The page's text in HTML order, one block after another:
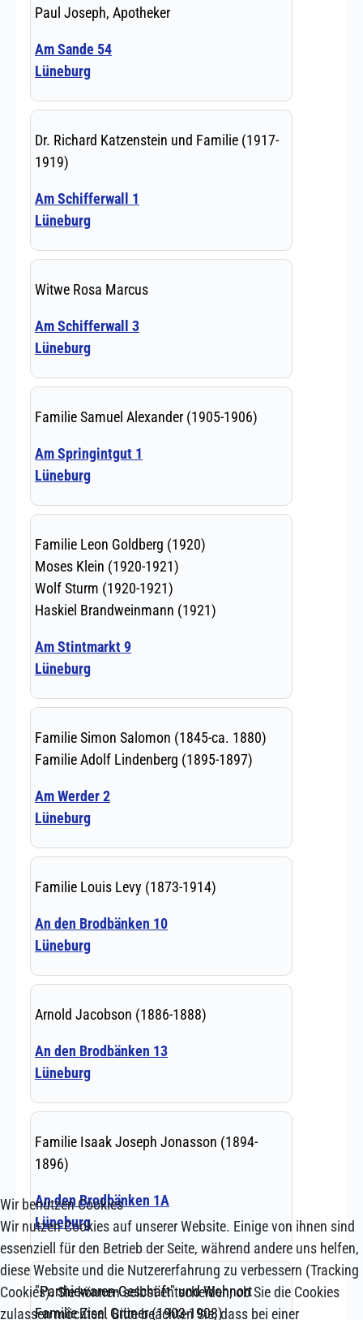
Wir benutzen Cookies
Wir nutzen Cookies auf unserer Website. Einige von ihnen sind
essenziell für den Betrieb der Seite, während andere uns helfen,
diese Website und die Nutzererfahrung zu verbessern (Tracking
Cookies). Sie können selbst entscheiden, ob Sie die Cookies
zulassen möchten. Bitte beachten Sie, dass bei einer